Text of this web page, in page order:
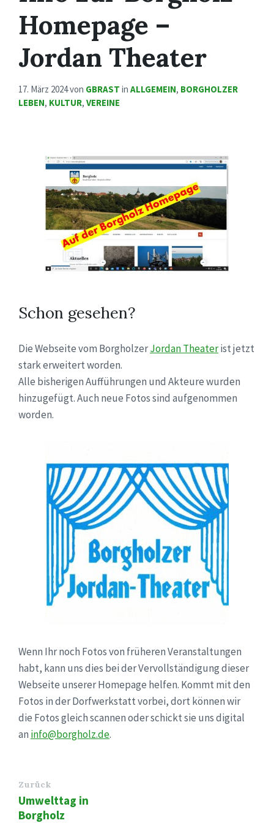
Homepage –
Jordan Theater
17. März 2024von GBRAST in ALLGEMEIN, BORGHOLZER
LEBEN, KULTUR, VEREINE
Schon gesehen?
Die Webseite vom BorgholzerJordan Theaterist jetzt
stark erweitert worden.
Alle bisherigen Aufführungen und Akteure wurden
hinzugefügt. Auch neue Fotos sind aufgenommen
worden.
Wenn Ihr noch Fotos von früheren Veranstaltungen
habt, kann uns dies bei der Vervollständigung dieser
Webseite unserer Homepage helfen. Kommt mit den
Fotos in der Dorfwerkstatt vorbei, dort können wir
die Fotos gleich scannen oder schickt sie uns digital
an info@borgholz.de.
Zurück
Umwelttag in
Borgholz